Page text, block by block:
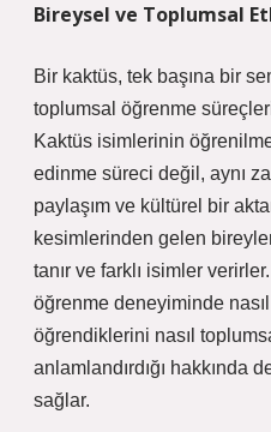
Bireysel ve Toplumsal
Bir kaktüs, tek başına bir
toplumsal öğrenme
Kaktüs isimlerinin
edinme süreci değil, aynı
paylaşım ve kültürel bir
kesimlerinden gelen
tanır ve farklı isimler
öğrenme deneyiminde
öğrendiklerini nasıl
anlamlandırdığı hakkında
sağlar.